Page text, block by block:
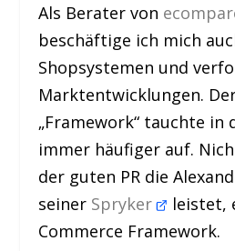
Als Berater von
beschäftige ich mich
Shopsystemen und
Marktentwicklungen.
„Framework“ tauchte in
immer häufiger auf.
der guten PR die
seiner Spryker
leistet,
Commerce Framework.